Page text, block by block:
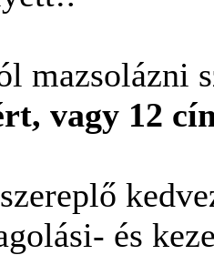
mazsolázni
vagy 12
és